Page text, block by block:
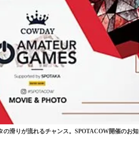
の滑りが流れるチャンス。SPOTACOW開催のお知